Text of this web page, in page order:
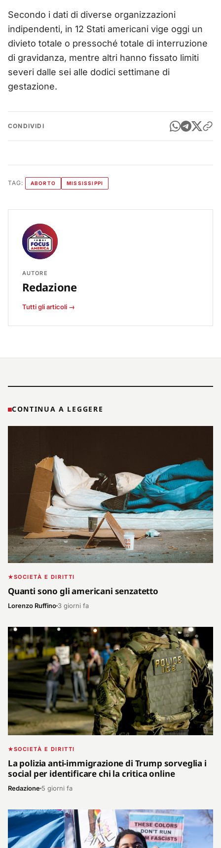
Secondo i dati di diverse organizzazioni
indipendenti, in 12 Stati americani vige oggi un
divieto totale o pressoché totale di interruzione
di gravidanza, mentre altri hanno fissato limiti
severi dalle sei alle dodici settimane di
gestazione.
CONDIVIDI
TAG: ABORTO MISSISSIPPI
AUTORE
Redazione
Tutti gli articoli →
CONTINUA A LEGGERE
SOCIETÀ E DIRITTI
Quanti sono gli americani senzatetto
Lorenzo Ruffino 3 giorni fa
SOCIETÀ E DIRITTI
La polizia anti-immigrazione di Trump sorveglia i
social per identificare chi la critica online
Redazione 5 giorni fa